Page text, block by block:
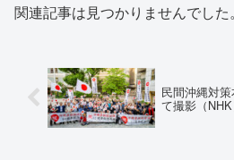
関連記事は見つかりませんでした。
民間沖縄対
て撮影（NHK